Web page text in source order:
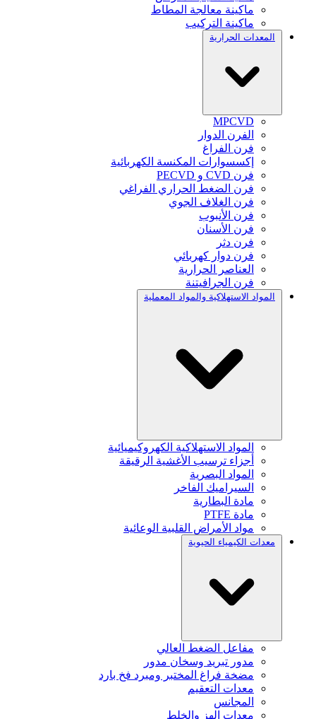
ماكينة معالجة المطاط
ماكينة التركيب
المعدات الحرارية
MPCVD
الفرن الدوار
فرن الفراغ
إكسسوارات المكنسة الكهربائية
فرن CVD و PECVD
فرن الضغط الحراري الفراغي
فرن الغلاف الجوي
فرن الأنبوب
فرن الأسنان
فرن دثر
فرن دوار كهربائي
العناصر الحرارية
فرن الجرافيتنة
المواد الاستهلاكية والمواد المعملية
المواد الاستهلاكية الكهروكيميائية
أجزاء ترسيب الأغشية الرقيقة
المواد البصرية
السيراميك الفاخر
مادة البطارية
مادة PTFE
مواد الأمراض القلبية الوعائية
معدات الكيمياء الحيوية
مفاعل الضغط العالي
مدور تبريد وسخان مدور
مضخة فراغ المختبر ومبرد فخ بارد
معدات التعقيم
المجانس
معدات الهز والخلط